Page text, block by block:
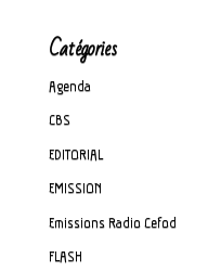
Catégories
Agenda
CBS
EDITORIAL
EMISSION
Emissions Radio Cefod
FLASH